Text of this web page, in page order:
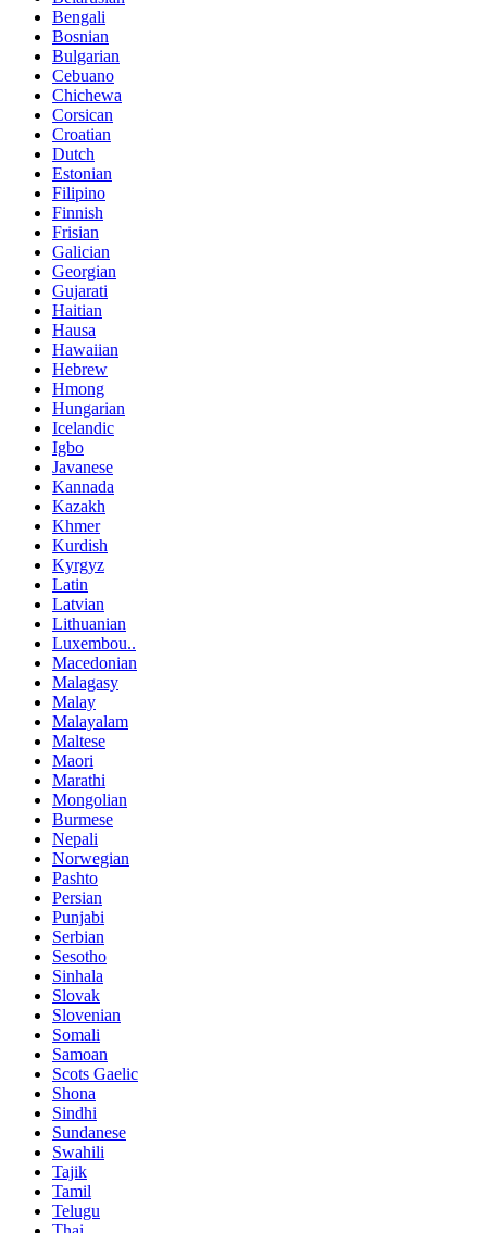
Bengali
Bosnian
Bulgarian
Cebuano
Chichewa
Corsican
Croatian
Dutch
Estonian
Filipino
Finnish
Frisian
Galician
Georgian
Gujarati
Haitian
Hausa
Hawaiian
Hebrew
Hmong
Hungarian
Icelandic
Igbo
Javanese
Kannada
Kazakh
Khmer
Kurdish
Kyrgyz
Latin
Latvian
Lithuanian
Luxembou..
Macedonian
Malagasy
Malay
Malayalam
Maltese
Maori
Marathi
Mongolian
Burmese
Nepali
Norwegian
Pashto
Persian
Punjabi
Serbian
Sesotho
Sinhala
Slovak
Slovenian
Somali
Samoan
Scots Gaelic
Shona
Sindhi
Sundanese
Swahili
Tajik
Tamil
Telugu